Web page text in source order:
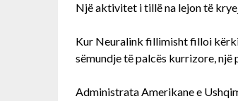
Një aktivitet i tillë na lejon të
Kur Neuralink fillimisht filloi
sëmundje të palcës kurrizore,
Administrata Amerikane e